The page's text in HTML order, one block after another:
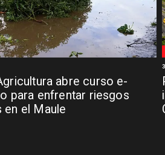
abre curso e-
para enfrentar riesgos
el Maule